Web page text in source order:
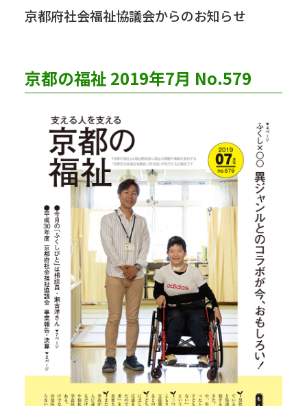
京都府社会福祉協議会からのお知らせ
京都の福祉 2019年7月 No.579